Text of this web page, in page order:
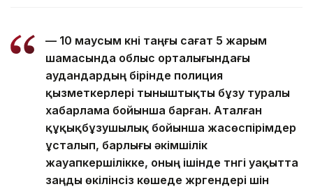
— 10 маусым күні таңғы сағат 5 жарым
шамасында облыс орталығындағы
аудандардың бірінде полиция
қызметкерлері тыныштықты бұзу туралы
хабарлама бойынша барған. Аталған
құқықбұзушылық бойынша жасөспірімдер
ұсталып, барлығы әкімшілік
жауапкершілікке, оның ішінде түнгі уақытта
заңды өкілінсіз көшеде жүргендері үшін